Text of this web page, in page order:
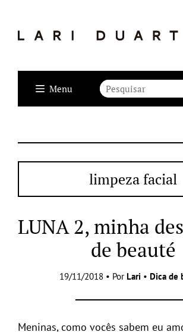
Menu
limpeza facial
LUNA 2, minha
de beauté
19/11/2018 • Por Lari • Dica de
Meninas, como vocês sabem eu